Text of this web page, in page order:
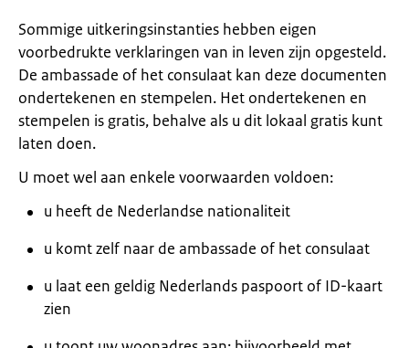
Sommige uitkeringsinstanties hebben eigen
voorbedrukte verklaringen van in leven zijn opgesteld.
De ambassade of het consulaat kan deze documenten
ondertekenen en stempelen. Het ondertekenen en
stempelen is gratis, behalve als u dit lokaal gratis kunt
laten doen.
U moet wel aan enkele voorwaarden voldoen:
u heeft de Nederlandse nationaliteit
u komt zelf naar de ambassade of het consulaat
u laat een geldig Nederlands paspoort of ID-kaart
zien